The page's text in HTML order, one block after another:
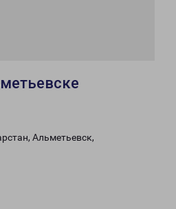
Альметьевск,